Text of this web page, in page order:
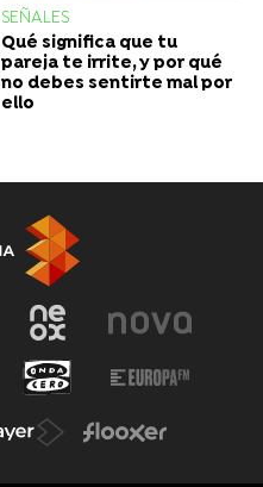
SEÑALES
Qué significa que tu
pareja te irrite, y por qué
no debes sentirte mal por
ello